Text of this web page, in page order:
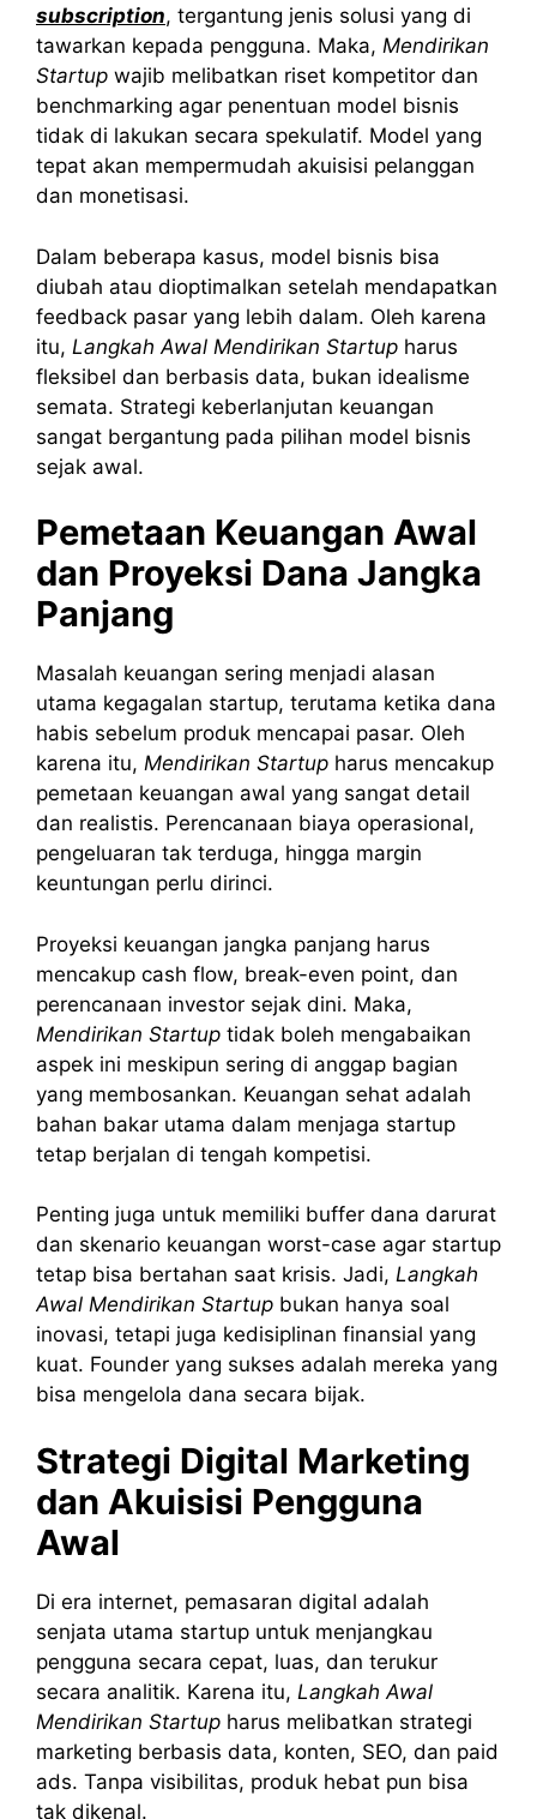
subscription, tergantung jenis solusi yang di
tawarkan kepada pengguna. Maka, Mendirikan
Startup wajib melibatkan riset kompetitor dan
benchmarking agar penentuan model bisnis
tidak di lakukan secara spekulatif. Model yang
tepat akan mempermudah akuisisi pelanggan
dan monetisasi.
Dalam beberapa kasus, model bisnis bisa
diubah atau dioptimalkan setelah mendapatkan
feedback pasar yang lebih dalam. Oleh karena
itu, Langkah Awal Mendirikan Startup harus
fleksibel dan berbasis data, bukan idealisme
semata. Strategi keberlanjutan keuangan
sangat bergantung pada pilihan model bisnis
sejak awal.
Pemetaan Keuangan Awal
dan Proyeksi Dana Jangka
Panjang
Masalah keuangan sering menjadi alasan
utama kegagalan startup, terutama ketika dana
habis sebelum produk mencapai pasar. Oleh
karena itu, Mendirikan Startup harus mencakup
pemetaan keuangan awal yang sangat detail
dan realistis. Perencanaan biaya operasional,
pengeluaran tak terduga, hingga margin
keuntungan perlu dirinci.
Proyeksi keuangan jangka panjang harus
mencakup cash flow, break-even point, dan
perencanaan investor sejak dini. Maka,
Mendirikan Startup tidak boleh mengabaikan
aspek ini meskipun sering di anggap bagian
yang membosankan. Keuangan sehat adalah
bahan bakar utama dalam menjaga startup
tetap berjalan di tengah kompetisi.
Penting juga untuk memiliki buffer dana darurat
dan skenario keuangan worst-case agar startup
tetap bisa bertahan saat krisis. Jadi, Langkah
Awal Mendirikan Startup bukan hanya soal
inovasi, tetapi juga kedisiplinan finansial yang
kuat. Founder yang sukses adalah mereka yang
bisa mengelola dana secara bijak.
Strategi Digital Marketing
dan Akuisisi Pengguna
Awal
Di era internet, pemasaran digital adalah
senjata utama startup untuk menjangkau
pengguna secara cepat, luas, dan terukur
secara analitik. Karena itu, Langkah Awal
Mendirikan Startup harus melibatkan strategi
marketing berbasis data, konten, SEO, dan paid
ads. Tanpa visibilitas, produk hebat pun bisa
tak dikenal.